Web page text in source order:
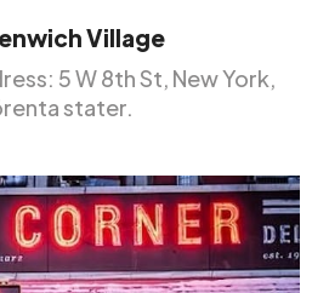
Village
5 W 8th St, New York,
stater.